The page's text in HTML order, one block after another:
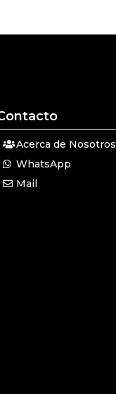
Acerca de Nosotros
WhatsApp
Mail